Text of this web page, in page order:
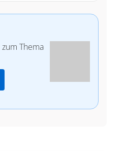
zum Thema